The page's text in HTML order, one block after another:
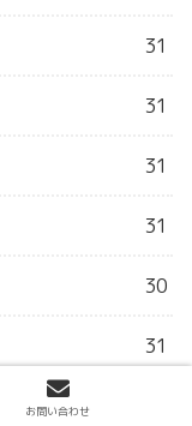
31
31
31
31
30
31
お問い合わせ